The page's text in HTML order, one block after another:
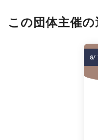
この団体主催
8/